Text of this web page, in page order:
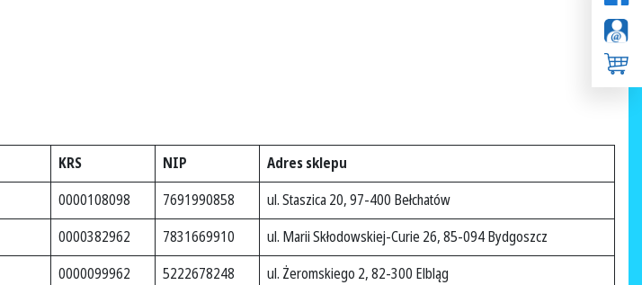
KRS NIP
Adres sklepu
0000108098 7691990858
ul. Staszica 20, 97-400 Bełchatów
0000382962 7831669910
ul. Marii Skłodowskiej-Curie 26, 85-094 Bydgoszcz
0000099962 5222678248
ul. Żeromskiego 2, 82-300 Elbląg